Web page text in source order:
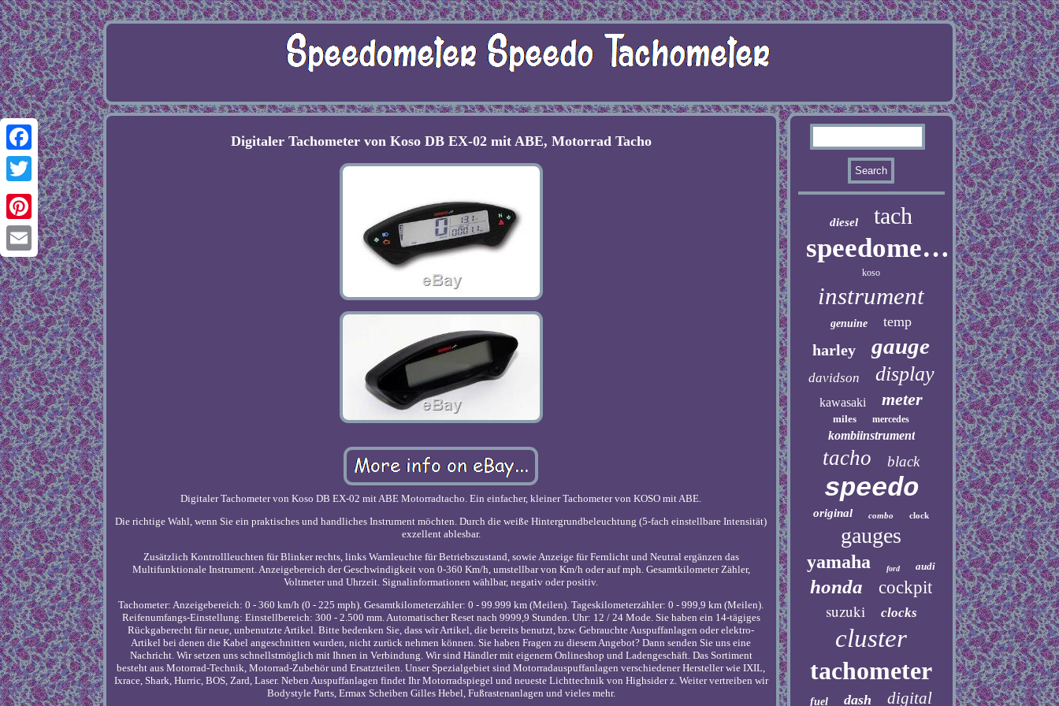
Facebook
Twitter
Pinterest
Email
Digitaler Tachometer von Koso DB EX-02 mit ABE, Motorrad Tacho
Digitaler Tachometer von Koso DB EX-02 mit ABE Motorradtacho. Ein einfacher, kleiner Tachometer von KOSO mit ABE.
Die richtige Wahl, wenn Sie ein praktisches und handliches Instrument möchten. Durch die weiße Hintergrundbeleuchtung (5-fach einstellbare Intensität)
exzellent ablesbar.
Zusätzlich Kontrollleuchten für Blinker rechts, links Warnleuchte für Betriebszustand, sowie Anzeige für Fernlicht und Neutral ergänzen das
Multifunktionale Instrument. Anzeigebereich der Geschwindigkeit von 0-360 Km/h, umstellbar von Km/h oder auf mph. Gesamtkilometer Zähler,
Voltmeter und Uhrzeit. Signalinformationen wählbar, negativ oder positiv.
Tachometer: Anzeigebereich: 0 - 360 km/h (0 - 225 mph). Gesamtkilometerzähler: 0 - 99.999 km (Meilen). Tageskilometerzähler: 0 - 999,9 km (Meilen).
Reifenumfangs-Einstellung: Einstellbereich: 300 - 2.500 mm. Automatischer Reset nach 9999,9 Stunden. Uhr: 12 / 24 Mode. Sie haben ein 14-tägiges
Rückgaberecht für neue, unbenutzte Artikel. Bitte bedenken Sie, dass wir Artikel, die bereits benutzt, bzw. Gebrauchte Auspuffanlagen oder elektro-
Artikel bei denen die Kabel angeschnitten wurden, nicht zurück nehmen können. Sie haben Fragen zu diesem Angebot? Dann senden Sie uns eine
Nachricht. Wir setzen uns schnellstmöglich mit Ihnen in Verbindung. Wir sind Händler mit eigenem Onlineshop und Ladengeschäft. Das Sortiment
besteht aus Motorrad-Technik, Motorrad-Zubehör und Ersatzteilen. Unser Spezialgebiet sind Motorradauspuffanlagen verschiedener Hersteller wie IXIL,
Ixrace, Shark, Hurric, BOS, Zard, Laser. Neben Auspuffanlagen findet Ihr Motorradspiegel und neueste Lichttechnik von Highsider z. Weiter vertreiben wir
Bodystyle Parts, Ermax Scheiben Gilles Hebel, Fußrastenanlagen und vieles mehr.
diesel tach
speedometer
koso
instrument
genuine temp
harley gauge
davidson display
kawasaki meter
miles mercedes
kombiinstrument
tacho black
speedo
original combo clock
gauges
yamaha ford audi
honda
cockpit
suzuki
clocks
cluster
tachometer
fuel dash digital